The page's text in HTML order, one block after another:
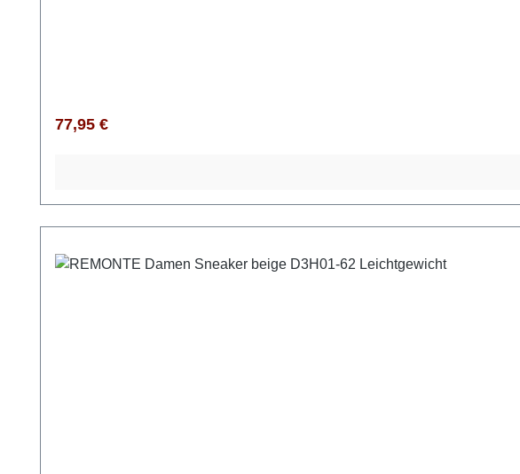
Regulärer Preis:
77,95 €